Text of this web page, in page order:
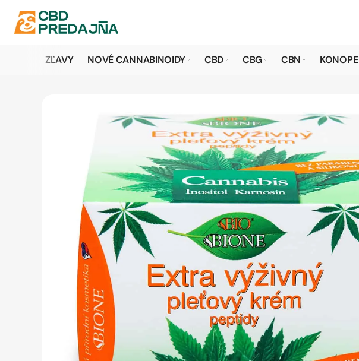
ZĽAVY NOVÉ CANNABINOIDY CBD CBG CBN KONOPE